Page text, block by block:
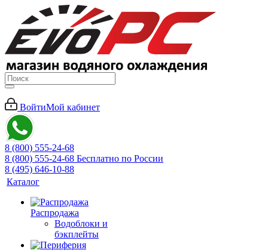
ВойтиМой кабинет
8 (800) 555-24-68
8 (800) 555-24-68 Бесплатно по России
8 (495) 646-10-88
Каталог
Распродажа
Водоблоки и
бэкплейты